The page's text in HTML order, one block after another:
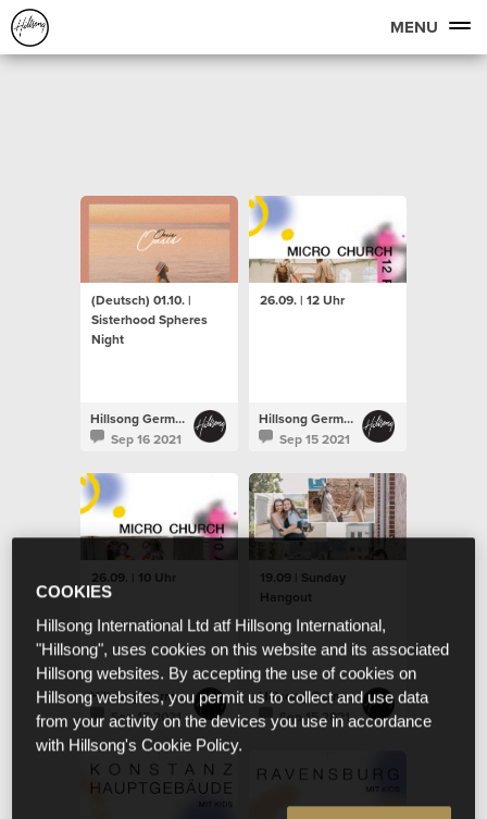
MENU
(Deutsch) 01.10. |
Sisterhood Spheres
Night
Hillsong Germany
Sep 16 2021
26.09. | 12 Uhr
Hillsong Germany
Sep 15 2021
26.09. | 10 Uhr
Hillsong Germany
Sep 15 2021
19.09 | Sunday
Hangout
Hillsong Germany
Sep 15 2021
COOKIES
Hillsong International Ltd atf Hillsong International,
"Hillsong", uses cookies on this website and its associated
Hillsong websites. By accepting the use of cookies on
Hillsong websites, you permit us to collect and use data
from your activity on the devices you use in accordance
with Hillsong's Cookie Policy.